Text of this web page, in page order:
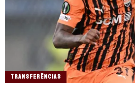
TRANSFERÊNCIAS